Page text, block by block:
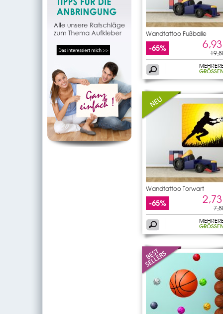
Wandtattoo Fußbälle
-65%
GRÖSSEN
Wandtattoo Torwart
-65%
GRÖSSEN